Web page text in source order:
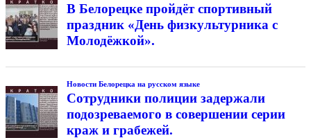
В Белорецке пройдёт спортивный
праздник «День физкультурника с
Молодёжкой».
Новости Белорецка на русском языке
Сотрудники полиции задержали
подозреваемого в совершении серии
краж и грабежей.